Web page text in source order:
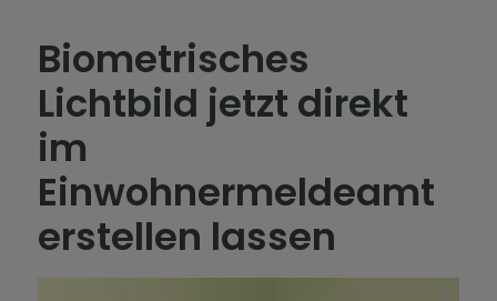
Biometrisches
Lichtbild jetzt direkt
im
Einwohnermeldeamt
erstellen lassen